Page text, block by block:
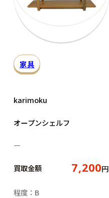
家具
karimoku
オープンシェルフ
―
買取金額 7,200円
程度：B